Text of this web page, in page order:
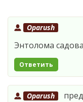
Oparush
Энтолома
Ответить
Oparush